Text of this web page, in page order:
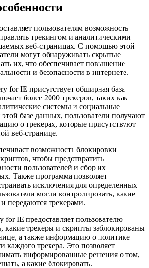
пользователям возможность
трекингом и аналитическими
веб-страницах. С помощью этой
могут обнаруживать скрытые
их, что обеспечивает повышение
и безопасности в интернете.
for IE присутствует обширная база
более 2000 трекеров, таких как
системы и социальные
базе данных, пользователи получают
о трекерах, которые присутствуют
веб-странице.
возможность блокировки
чтобы предотвратить
пользователей и сбор их
Также программа позволяет
исключения для определенных
могли контролировать, какие
передаются трекерами.
for IE предоставляет пользователю
какие трекеры и скрипты заблокированы
а также информацию о политике
каждого трекера. Это позволяет
информированные решения о том,
а какие блокировать.